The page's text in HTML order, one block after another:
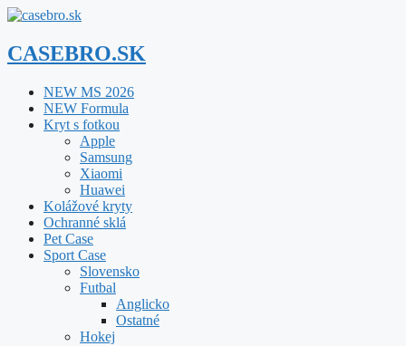
Preskočiť
obsah
CASEBRO.SK
NEW MS 2026
NEW Formula
Kryt s fotkou
Apple
Samsung
Xiaomi
Huawei
Kolážové kryty
Ochranné sklá
Pet Case
Sport Case
Slovensko
Futbal
Anglicko
Ostatné
Hokej